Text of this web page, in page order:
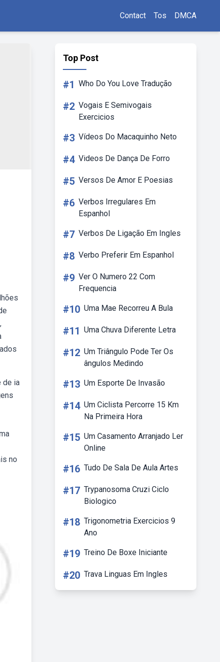
Contact Tos DMCA
de ia
no
Top Post
#1 Who Do You Love Tradução
#2 Vogais E Semivogais
Exercicios
#3 Vídeos Do Macaquinho Neto
#4 Videos De Dança De Forro
#5 Versos De Amor E Poesias
#6 Verbos Irregulares Em
Espanhol
#7 Verbos De Ligação Em Ingles
#8 Verbo Preferir Em Espanhol
#9 Ver O Numero 22 Com
Frequencia
#10 Uma Mae Recorreu A Bula
#11 Uma Chuva Diferente Letra
#12 Um Triângulo Pode Ter Os
ângulos Medindo
#13 Um Esporte De Invasão
#14 Um Ciclista Percorre 15 Km
Na Primeira Hora
#15 Um Casamento Arranjado Ler
Online
#16 Tudo De Sala De Aula Artes
#17 Trypanosoma Cruzi Ciclo
Biologico
#18 Trigonometria Exercicios 9
Ano
#19 Treino De Boxe Iniciante
#20 Trava Linguas Em Ingles